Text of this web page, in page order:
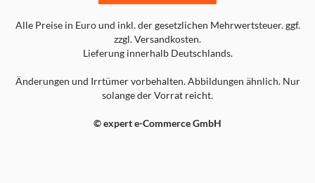
Alle Preise in Euro und inkl. der gesetzlichen Mehrwertsteuer. ggf.
zzgl. Versandkosten.
Lieferung innerhalb Deutschlands.
Änderungen und Irrtümer vorbehalten. Abbildungen ähnlich. Nur
solange der Vorrat reicht.
© expert e-Commerce GmbH